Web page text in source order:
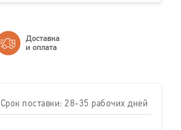
Доставка
и оплата
Срок поставки: 28-35 рабочих дней